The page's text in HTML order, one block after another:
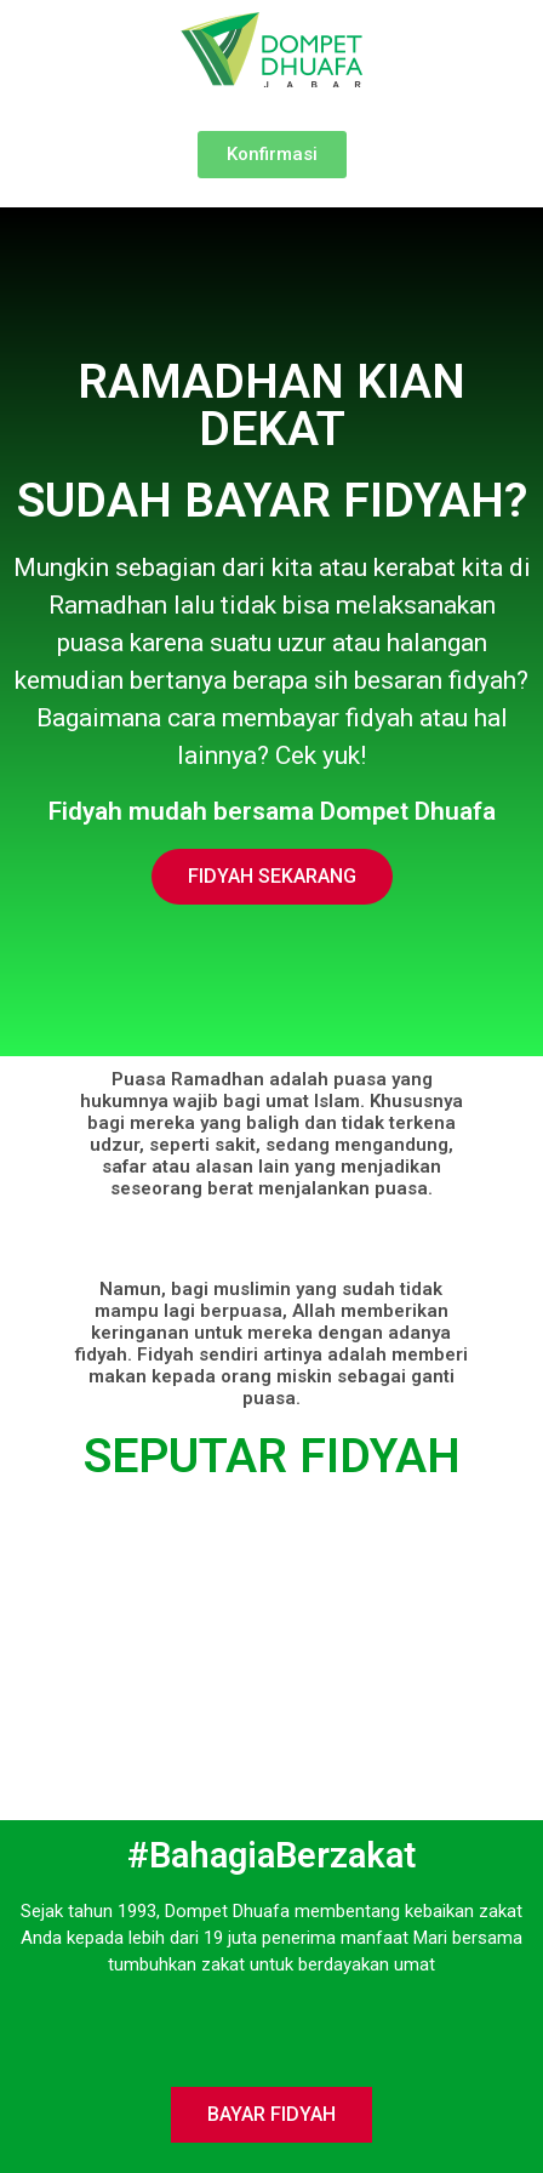
Konfirmasi
RAMADHAN KIAN
DEKAT
SUDAH BAYAR FIDYAH?
Mungkin sebagian dari kita atau kerabat kita di
Ramadhan lalu tidak bisa melaksanakan
puasa karena suatu uzur atau halangan
kemudian bertanya berapa sih besaran fidyah?
Bagaimana cara membayar fidyah atau hal
lainnya? Cek yuk!
Fidyah mudah bersama Dompet Dhuafa
FIDYAH SEKARANG
Puasa Ramadhan adalah puasa yang
hukumnya wajib bagi umat Islam. Khususnya
bagi mereka yang baligh dan tidak terkena
udzur, seperti sakit, sedang mengandung,
safar atau alasan lain yang menjadikan
seseorang berat menjalankan puasa.
Namun, bagi muslimin yang sudah tidak
mampu lagi berpuasa, Allah memberikan
keringanan untuk mereka dengan adanya
fidyah. Fidyah sendiri artinya adalah memberi
makan kepada orang miskin sebagai ganti
puasa.
SEPUTAR FIDYAH
#BahagiaBerzakat
Sejak tahun 1993, Dompet Dhuafa membentang kebaikan zakat
Anda kepada lebih dari 19 juta penerima manfaat Mari bersama
tumbuhkan zakat untuk berdayakan umat
BAYAR FIDYAH